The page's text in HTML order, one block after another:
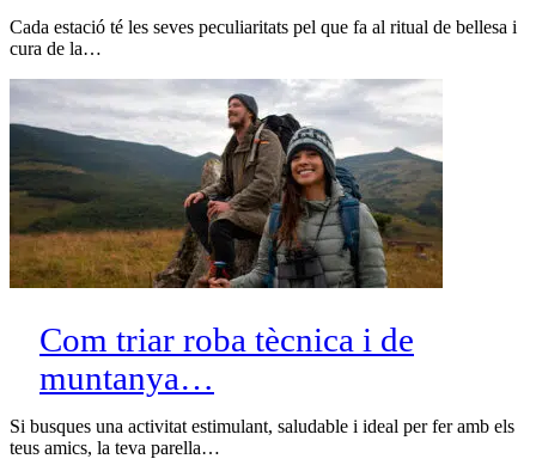
Cada estació té les seves peculiaritats pel que fa al ritual de bellesa i
cura de la…
Com triar roba tècnica i de
muntanya…
Si busques una activitat estimulant, saludable i ideal per fer amb els
teus amics, la teva parella…